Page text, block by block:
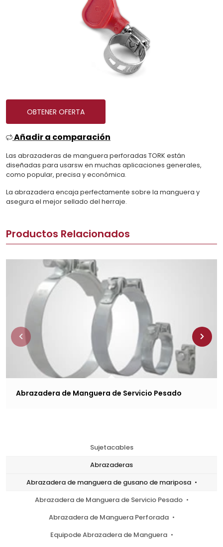
Sujetacables
Abrazaderas
Abrazadera de manguera de gusano de mariposa
Abrazadera de Manguera de Servicio Pesado
Abrazadera de Manguera Perforada
Equipode Abrazadera de Manguera
OBTENER OFERTA
Añadir a comparación
Las abrazaderas de manguera perforadas TORK están
diseñadas para usarsw en muchas aplicaciones generales,
como popular, precisa y económica.
La abrazadera encaja perfectamente sobre la manguera y
asegura el mejor sellado del herraje.
Productos Relacionados
Abrazadera de Manguera de Servicio Pesado